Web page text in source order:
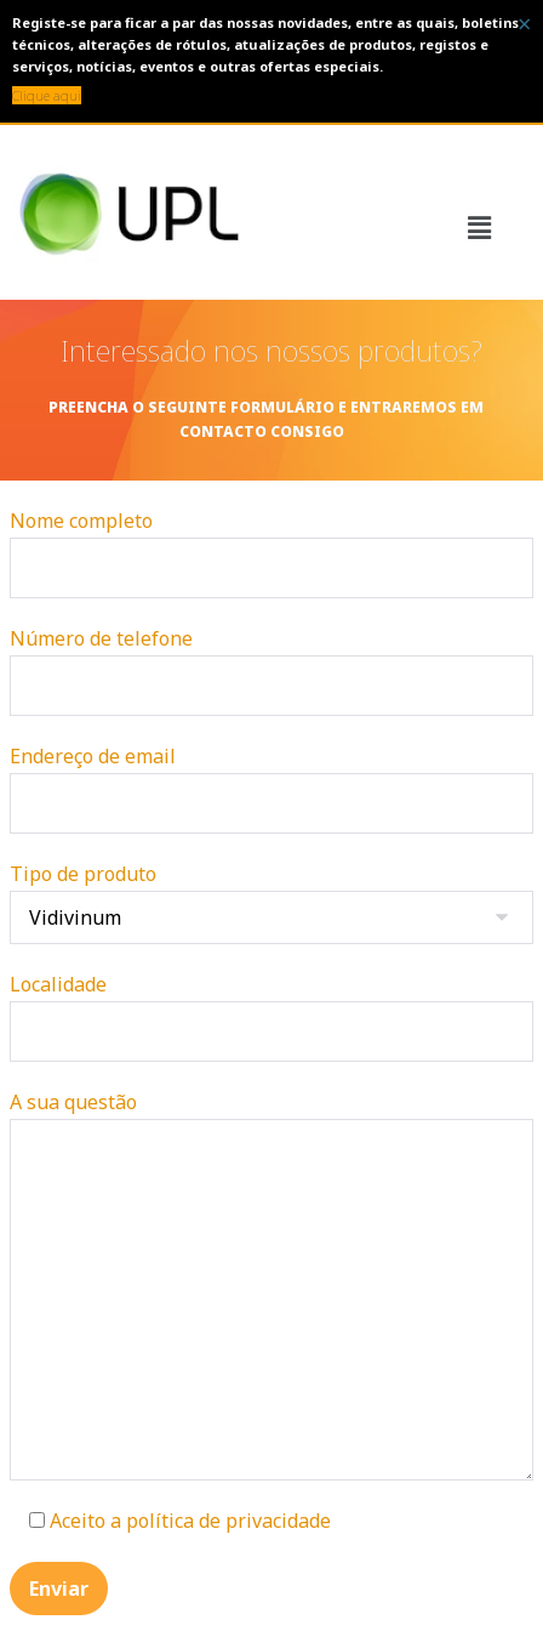
Registe-se para ficar a par das nossas novidades, entre as quais, boletins
técnicos, alterações de rótulos, atualizações de produtos, registos e
serviços, notícias, eventos e outras ofertas especiais.
Clique aqui
×
Interessado nos nossos produtos?
PREENCHA O SEGUINTE FORMULÁRIO E ENTRAREMOS EM
CONTACTO CONSIGO
Nome completo
Número de telefone
Endereço de email
Tipo de produto
Localidade
A sua questão
Aceito a política de privacidade